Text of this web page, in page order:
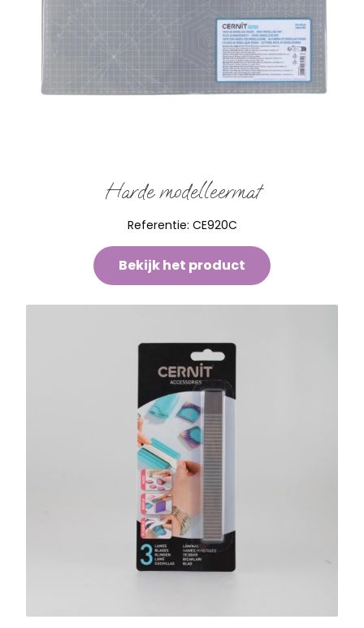
Harde modelleermat
Referentie: CE920C
Bekijk het product